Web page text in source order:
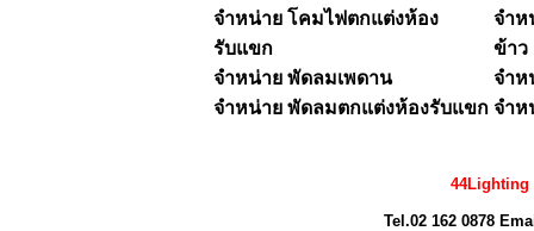
จำหน่าย โคมไฟตกแต่งห้อง
รับแขก
จำห
ข้าว
จำหน่าย พัดลมเพดาน
จำห
จำหน่าย พัดลมตกแต่งห้องรับแขก จำห
44Lighting
Tel.02 162 0878